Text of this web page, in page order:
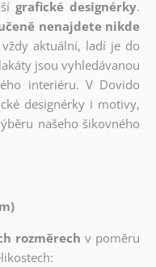
grafické designérky.
nenajdete nikde
aktuální, ladí je do
jsou vyhledávanou
interiéru. V Dovido
designérky i motivy,
našeho šikovného
rozměrech v poměru